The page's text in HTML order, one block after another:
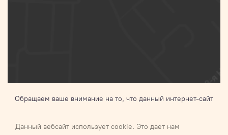
Данный вебсайт использует cookie. Это дает нам
Обращаем ваше внимание на то, что данный интернет-сайт
определяемой положениями Статьи 437 п.2 Гражданского